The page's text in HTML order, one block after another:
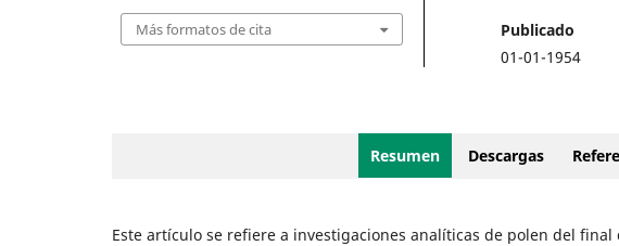
Más formatos de cita
Publicado
01-01-1954
Resumen Descargas
Este artículo se refiere a investigaciones analíticas de polen del